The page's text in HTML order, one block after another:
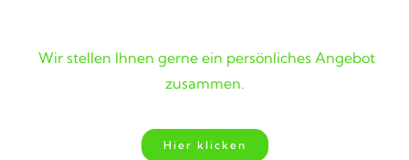
Wir stellen Ihnen gerne ein persönliches Angebot
zusammen.
Hier klicken